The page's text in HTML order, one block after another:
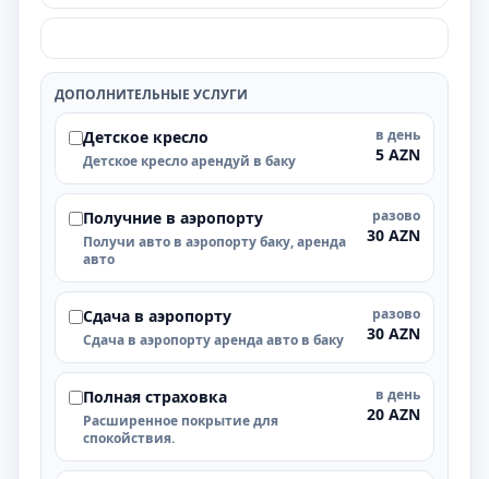
ДОПОЛНИТЕЛЬНЫЕ УСЛУГИ
Детское кресло
Детское кресло арендуй в баку
в день
5 AZN
Получние в аэропорту
Получи авто в аэропорту баку, аренда
авто
разово
30 AZN
Cдача в аэропорту
Cдача в аэропорту аренда авто в баку
разово
30 AZN
Полная страховка
Расширенное покрытие для
спокойствия.
в день
20 AZN